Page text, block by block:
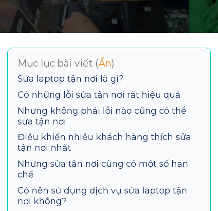
Mục lục bài viết (Ẩn)
Sửa laptop tận nơi là gì?
Có những lỗi sửa tận nơi rất hiệu quả
Nhưng không phải lỗi nào cũng có thể
sửa tận nơi
Điều khiến nhiều khách hàng thích sửa
tận nơi nhất
Nhưng sửa tận nơi cũng có một số hạn
chế
Có nên sử dụng dịch vụ sửa laptop tận
nơi không?